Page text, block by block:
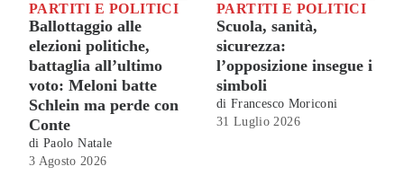
PARTITI E POLITICI
Ballottaggio alle
elezioni politiche,
battaglia all’ultimo
voto: Meloni batte
Schlein ma perde con
Conte
di Paolo Natale
3 Agosto 2026
PARTITI E POLITICI
Scuola, sanità,
sicurezza:
l’opposizione insegue i
simboli
di Francesco Moriconi
31 Luglio 2026